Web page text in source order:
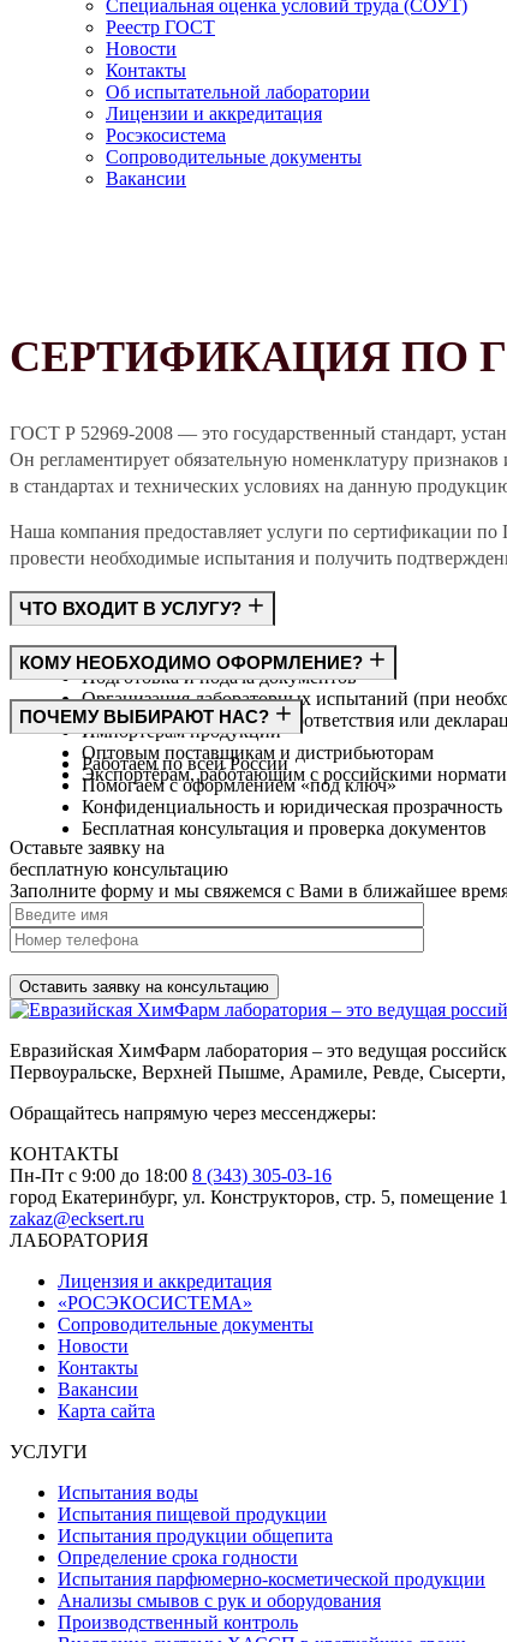
Специальная оценка условий труда (СОУТ)
Реестр ГОСТ
Новости
Контакты
Об испытательной лаборатории
Лицензии и аккредитация
Росэкосистема
Сопроводительные документы
Вакансии
СЕРТИФИКАЦИЯ ПО
ГОСТ Р 52969-2008 — это государственный стандарт,
Он регламентирует обязательную номенклатуру
в стандартах и технических условиях на данную
Наша компания предоставляет услуги по сертификации
провести необходимые испытания и получить
ЧТО ВХОДИТ В УСЛУГУ?
Консультация по требованиям ГОСТ
Подготовка и подача документов
Организация лабораторных испытаний (при
Получение сертификата соответствия или
КОМУ НЕОБХОДИМО ОФОРМЛЕНИЕ?
Производителям
Импортёрам продукции
Оптовым поставщикам и дистрибьюторам
Экспортёрам, работающим с российскими
ПОЧЕМУ ВЫБИРАЮТ НАС?
Работаем по всей России
Помогаем с оформлением «под ключ»
Конфиденциальность и юридическая прозрачность
Бесплатная консультация и проверка документов
Оставьте заявку на
бесплатную консультацию
Заполните форму и мы свяжемся с Вами в ближайшее
Евразийская ХимФарм лаборатория – это ведущая
Первоуральске, Верхней Пышме, Арамиле, Ревде, Сысерти,
Обращайтесь напрямую через мессенджеры:
КОНТАКТЫ
Пн-Пт с 9:00 до 18:00 8 (343) 305-03-16
город Екатеринбург, ул. Конструкторов, стр. 5, помещение
zakaz@ecksert.ru
ЛАБОРАТОРИЯ
Лицензия и аккредитация
«РОСЭКОСИСТЕМА»
Сопроводительные документы
Новости
Контакты
Вакансии
Карта сайта
УСЛУГИ
Испытания воды
Испытания пищевой продукции
Испытания продукции общепита
Определение срока годности
Испытания парфюмерно-косметической продукции
Анализы смывов с рук и оборудования
Производственный контроль